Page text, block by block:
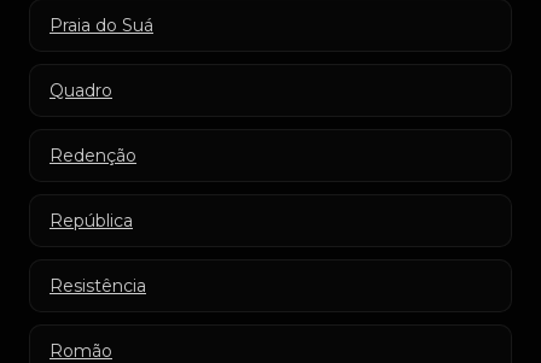
Praia do Suá
Quadro
Redenção
República
Resistência
Romão